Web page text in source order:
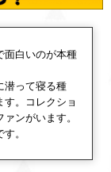
面白いのが本種
潜って寝る種
。コレクショ
ンがいます。
。